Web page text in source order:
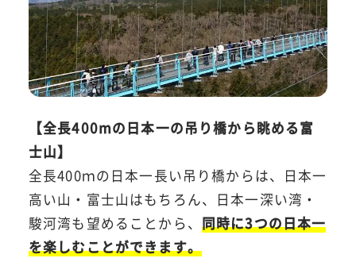
【全長400mの日本一の吊り橋から眺める富
士山】
全長400ｍの日本一長い吊り橋からは、日本一
高い山・富士山はもちろん、日本一深い湾・
駿河湾も望めることから、 同時に3つの日本一
を楽しむことができます。